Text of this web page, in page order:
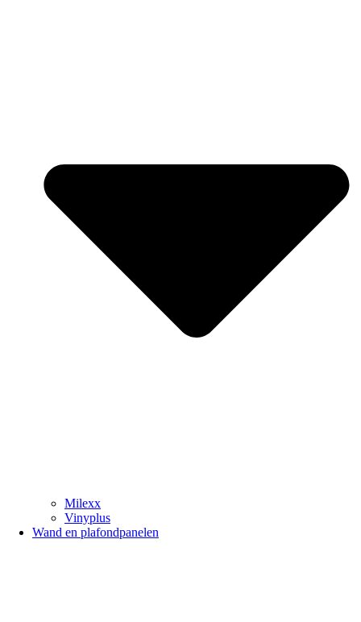
Milexx
Vinyplus
Wand en plafondpanelen